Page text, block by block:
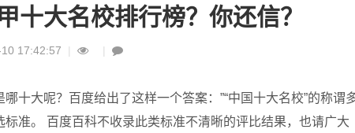
十大名校排行榜？你还信？
17:42:57 | |
十大呢？百度给出了这样一个答案：”“中国十大名校”的称谓
准。 百度百科不收录此类标准不清晰的评比结果，也请广大